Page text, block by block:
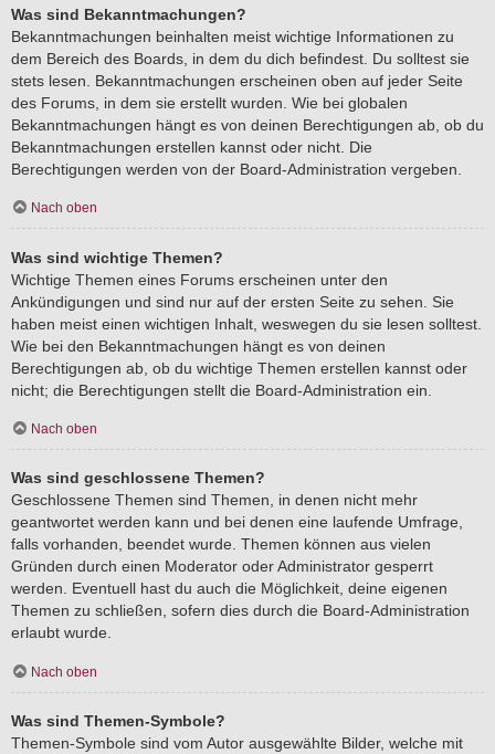
Was sind Bekanntmachungen?
Bekanntmachungen beinhalten meist wichtige Informationen zu
dem Bereich des Boards, in dem du dich befindest. Du solltest sie
stets lesen. Bekanntmachungen erscheinen oben auf jeder Seite
des Forums, in dem sie erstellt wurden. Wie bei globalen
Bekanntmachungen hängt es von deinen Berechtigungen ab, ob du
Bekanntmachungen erstellen kannst oder nicht. Die
Berechtigungen werden von der Board-Administration vergeben.
Nach oben
Was sind wichtige Themen?
Wichtige Themen eines Forums erscheinen unter den
Ankündigungen und sind nur auf der ersten Seite zu sehen. Sie
haben meist einen wichtigen Inhalt, weswegen du sie lesen solltest.
Wie bei den Bekanntmachungen hängt es von deinen
Berechtigungen ab, ob du wichtige Themen erstellen kannst oder
nicht; die Berechtigungen stellt die Board-Administration ein.
Nach oben
Was sind geschlossene Themen?
Geschlossene Themen sind Themen, in denen nicht mehr
geantwortet werden kann und bei denen eine laufende Umfrage,
falls vorhanden, beendet wurde. Themen können aus vielen
Gründen durch einen Moderator oder Administrator gesperrt
werden. Eventuell hast du auch die Möglichkeit, deine eigenen
Themen zu schließen, sofern dies durch die Board-Administration
erlaubt wurde.
Nach oben
Was sind Themen-Symbole?
Themen-Symbole sind vom Autor ausgewählte Bilder, welche mit